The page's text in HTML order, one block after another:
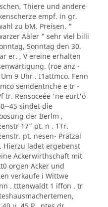
Thiere und andere
empf. in gr.
zu bM. Preisen. "
Aäler " sehr viel billi
Sonntag den 30.
er. , V ereine erhalten
(roe anz -
9 Uhr . I1attmco. Fenn
semdentnche e tr -
tr. Rensoceée 'ne eurt'ö
45 sindet die
der Berlm ,
17" pt. n . 1Tr.
pt. nesen- Prätzal
Hierzu ladet ergebenst
Ackerwirthschaft mit
orgen Acker und
verkaufe i Wittwe
. tttenwaldt 1 iffon . tr